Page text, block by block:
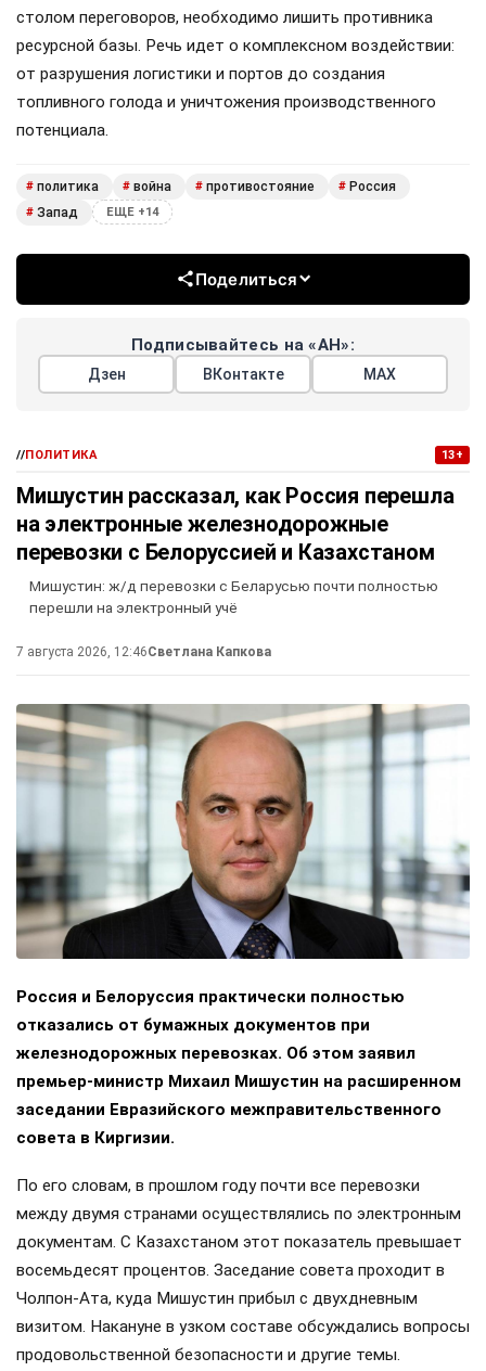
столом переговоров, необходимо лишить противника
ресурсной базы. Речь идет о комплексном воздействии:
от разрушения логистики и портов до создания
топливного голода и уничтожения производственного
потенциала.
# политика # война # противостояние # Россия
# Запад ЕЩЕ +14
Поделиться
Подписывайтесь на «АН»:
Дзен ВКонтакте МАХ
//ПОЛИТИКА 13+
Мишустин рассказал, как Россия перешла
на электронные железнодорожные
перевозки с Белоруссией и Казахстаном
Мишустин: ж/д перевозки с Беларусью почти полностью
перешли на электронный учё
7 августа 2026, 12:46Светлана Капкова
Россия и Белоруссия практически полностью
отказались от бумажных документов при
железнодорожных перевозках. Об этом заявил
премьер-министр Михаил Мишустин на расширенном
заседании Евразийского межправительственного
совета в Киргизии.
По его словам, в прошлом году почти все перевозки
между двумя странами осуществлялись по электронным
документам. С Казахстаном этот показатель превышает
восемьдесят процентов. Заседание совета проходит в
Чолпон-Ата, куда Мишустин прибыл с двухдневным
визитом. Накануне в узком составе обсуждались вопросы
продовольственной безопасности и другие темы.